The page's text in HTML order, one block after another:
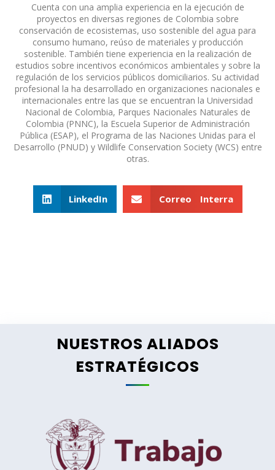
Cuenta con una amplia experiencia en la ejecución de
proyectos en diversas regiones de Colombia sobre
conservación de ecosistemas, uso sostenible del agua para
consumo humano, reúso de materiales y producción
sostenible. También tiene experiencia en la realización de
estudios sobre incentivos económicos ambientales y sobre la
regulación de los servicios públicos domiciliarios. Su actividad
profesional la ha desarrollado en organizaciones nacionales e
internacionales entre las que se encuentran la Universidad
Nacional de Colombia, Parques Nacionales Naturales de
Colombia (PNNC), la Escuela Superior de Administración
Pública (ESAP), el Programa de las Naciones Unidas para el
Desarrollo (PNUD) y Wildlife Conservation Society (WCS) entre
otras.
LinkedIn Correo Interra
NUESTROS ALIADOS
ESTRATÉGICOS